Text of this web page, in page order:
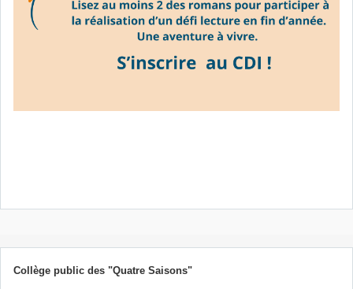
Collège public des "Quatre Saisons"